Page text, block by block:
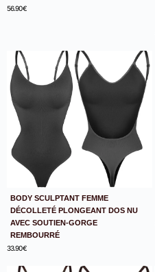
56.90€
BODY SCULPTANT FEMME
DÉCOLLETÉ PLONGEANT DOS NU
AVEC SOUTIEN-GORGE
REMBOURRÉ
33.90€